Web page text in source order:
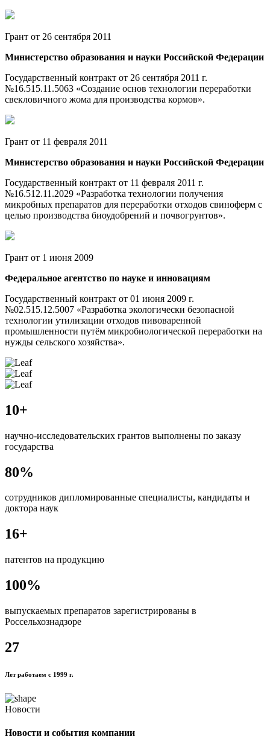
Грант от 26 сентября 2011
Министерство образования и науки Российской Федерации
Государственный контракт от 26 сентября 2011 г.
№16.515.11.5063 «Создание основ технологии переработки
свекловичного жома для производства кормов».
Грант от 11 февраля 2011
Министерство образования и науки Российской Федерации
Государственный контракт от 11 февраля 2011 г.
№16.512.11.2029 «Разработка технологии получения
микробных препаратов для переработки отходов свиноферм с
целью производства биоудобрений и почвогрунтов».
Грант от 1 июня 2009
Федеральное агентство по науке и инновациям
Государственный контракт от 01 июня 2009 г.
№02.515.12.5007 «Разработка экологически безопасной
технологии утилизации отходов пивоваренной
промышленности путём микробиологической переработки на
нужды сельского хозяйства».
10+
научно-исследовательских грантов выполнены по заказу
государства
80%
сотрудников дипломированные специалисты, кандидаты и
доктора наук
16+
патентов на продукцию
100%
выпускаемых препаратов зарегистрированы в
Россельхознадзоре
27
Лет работаем с 1999 г.
Новости
Новости и события компании